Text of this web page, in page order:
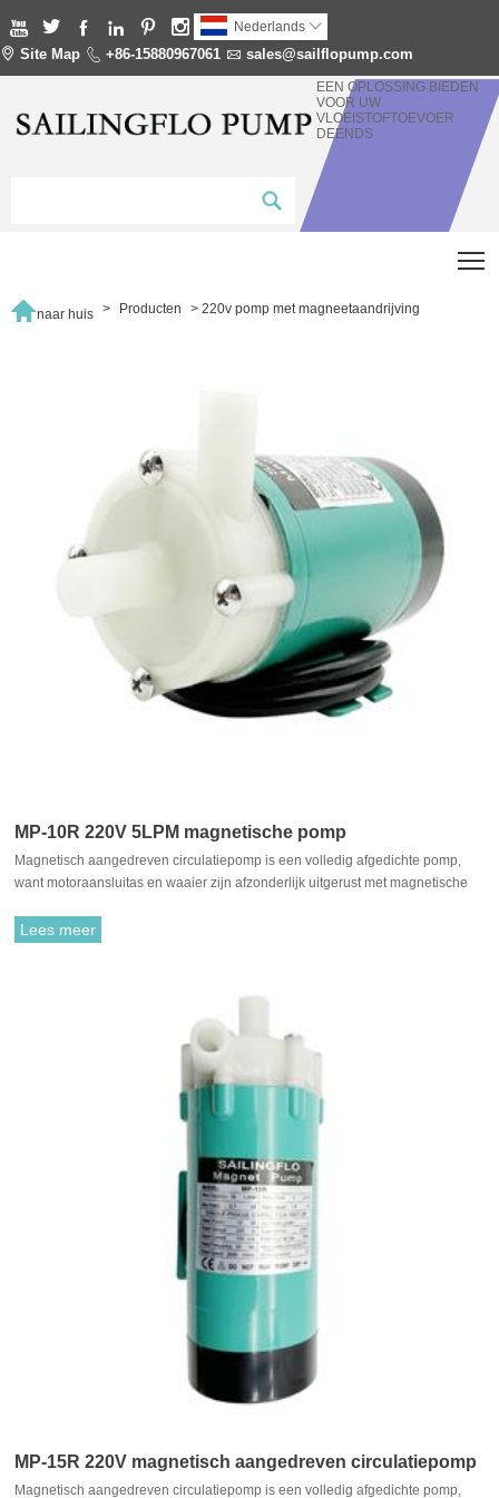
      Nederlands 
 Site Map  +86-15880967061  sales@sailflopump.com
EEN OPLOSSING BIEDEN
VOOR UW
VLOEISTOFTOEVOER
DEENDS
naar huis > Producten >220v pomp met magneetaandrijving
MP-10R 220V 5LPM magnetische pomp
Magnetisch aangedreven circulatiepomp is een volledig afgedichte pomp,
want motoraansluitas en waaier zijn afzonderlijk uitgerust met magnetische
passen met traditionele asafdichting. De rotatie van de motor drijft de waaier
Lees meer
MP-15R 220V magnetisch aangedreven circulatiepomp
Magnetisch aangedreven circulatiepomp is een volledig afgedichte pomp,